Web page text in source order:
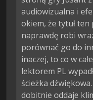
audiowizualna i
okiem, że tytuł
naprawdę robi
porównać go do
inaczej, to co w
lektorem PL
ścieżka
dobitnie oddaje